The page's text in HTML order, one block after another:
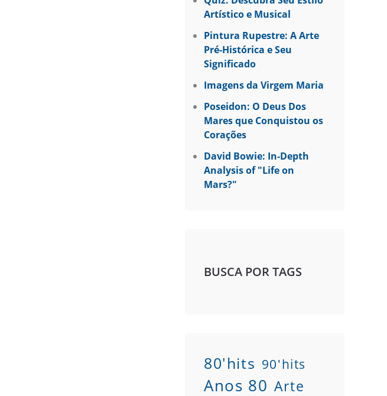
Artístico e Musical
Pintura Rupestre: A Arte
Pré-Histórica e Seu
Significado
Imagens da Virgem Maria
Poseidon: O Deus Dos
Mares que Conquistou os
Corações
David Bowie: In-Depth
Analysis of "Life on
Mars?"
BUSCA POR TAGS
80'hits 90'hits
Anos 80 Arte